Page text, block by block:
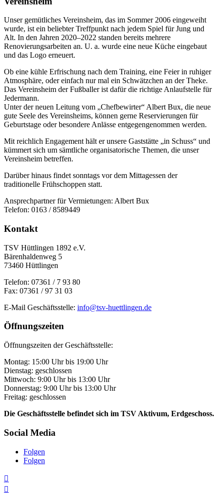
Unser gemütliches Vereinsheim, das im Sommer 2006 eingeweiht
wurde, ist ein beliebter Treffpunkt nach jedem Spiel für Jung und
Alt. In den Jahren 2020–2022 standen bereits mehrere
Renovierungsarbeiten an. U. a. wurde eine neue Küche eingebaut
und das Logo erneuert.
Ob eine kühle Erfrischung nach dem Training, eine Feier in ruhiger
Atmosphäre, oder einfach nur mal ein Schwätzchen an der Theke.
Das Vereinsheim der Fußballer ist dafür die richtige Anlaufstelle für
Jedermann.
Unter der neuen Leitung vom „Chefbewirter“ Albert Bux, die neue
gute Seele des Vereinsheims, können gerne Reservierungen für
Geburtstage oder besondere Anlässe entgegengenommen werden.
Mit reichlich Engagement hält er unsere Gaststätte „in Schuss“ und
kümmert sich um sämtliche organisatorische Themen, die unser
Vereinsheim betreffen.
Darüber hinaus findet sonntags vor dem Mittagessen der
traditionelle Frühschoppen statt.
Ansprechpartner für Vermietungen: Albert Bux
Telefon: 0163 / 8589449
Kontakt
TSV Hüttlingen 1892 e.V.
Bärenhaldenweg 5
73460 Hüttlingen
Telefon: 07361 / 7 93 80
Fax: 07361 / 97 31 03
E-Mail Geschäftsstelle: info@tsv-huettlingen.de
Öffnungszeiten
Öffnungszeiten der Geschäftsstelle:
Montag: 15:00 Uhr bis 19:00 Uhr
Dienstag: geschlossen
Mittwoch: 9:00 Uhr bis 13:00 Uhr
Donnerstag: 9:00 Uhr bis 13:00 Uhr
Freitag: geschlossen
Die Geschäftsstelle befindet sich im TSV Aktivum, Erdgeschoss.
Social Media
Folgen
Folgen

